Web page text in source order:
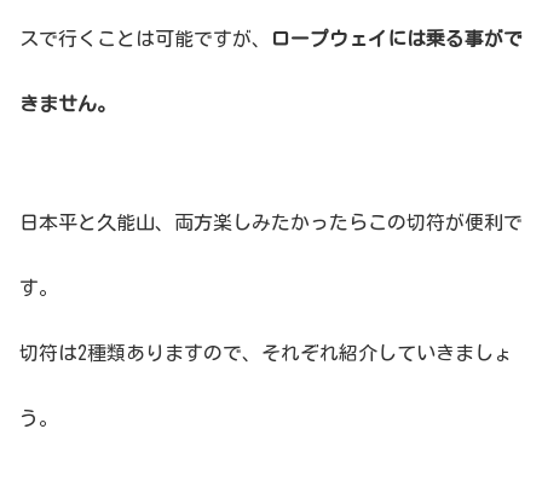
スで行くことは可能ですが、 ロープウェイには乗る事がで
きません。
日本平と久能山、両方楽しみたかったらこの切符が便利で
す。
切符は2種類ありますので、それぞれ紹介していきましょ
う。